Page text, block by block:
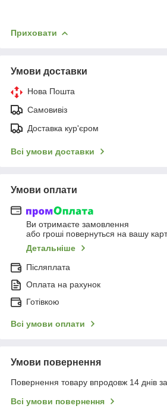
Приховати
Умови доставки
Нова Пошта
Самовивіз
Доставка кур'єром
Всі умови доставки
Умови оплати
Ви отримаєте замовлення
або гроші повернуться на вашу
Детальніше
Післяплата
Оплата на рахунок
Готівкою
Всі умови оплати
Умови повернення
Повернення товару впродовж 14 днів
Всі умови повернення